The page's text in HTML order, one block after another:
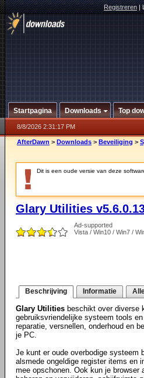
Registreren|
Startpagina Downloads Top
8/8/2026 2:31:17 PM
AfterDawn > Downloads > Beveiliging >
Dit is een oude versie van deze
Glary Utilities
Ad-supported
Vista / Win10 / Win7 /
Beschrijving Informatie
Glary Utilities beschikt over diverse
gebruiksvriendelijke systeem tools
reparatie, versnellen, onderhoud en
je PC.
Je kunt er oude overbodige systeem
alsmede ongeldige register items en
mee opschonen. Ook kun je browser